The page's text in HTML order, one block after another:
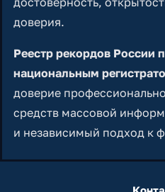
доверия.
Реестр рекордов России
национальным
доверие
средств массовой
и независимый подход к